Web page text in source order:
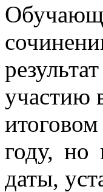
участию
году, но
даты,